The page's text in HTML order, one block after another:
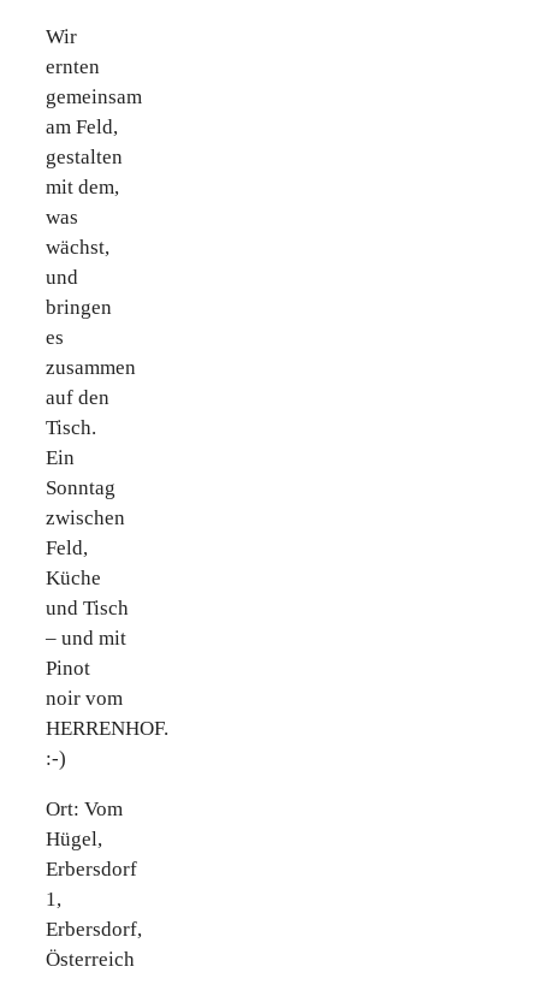
Wir
ernten
gemeinsam
am Feld,
gestalten
mit dem,
was
wächst,
und
bringen
es
zusammen
auf den
Tisch.
Ein
Sonntag
zwischen
Feld,
Küche
und Tisch
– und mit
Pinot
noir vom
HERRENHOF.
:-)
Ort: Vom
Hügel,
Erbersdorf
1,
Erbersdorf,
Österreich